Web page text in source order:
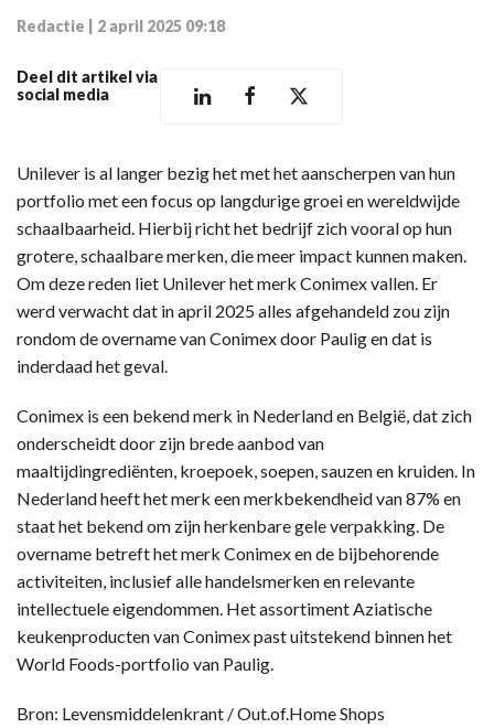
Redactie 2 april 2025 09:18
Deel dit artikel via
social media
Unilever is al langer bezig het met het aanscherpen van hun
portfolio met een focus op langdurige groei en wereldwijde
schaalbaarheid. Hierbij richt het bedrijf zich vooral op hun
grotere, schaalbare merken, die meer impact kunnen maken.
Om deze reden liet Unilever het merk Conimex vallen. Er
werd verwacht dat in april 2025 alles afgehandeld zou zijn
rondom de overname van Conimex door Paulig en dat is
inderdaad het geval.
Conimex is een bekend merk in Nederland en België, dat zich
onderscheidt door zijn brede aanbod van
maaltijdingrediënten, kroepoek, soepen, sauzen en kruiden. In
Nederland heeft het merk een merkbekendheid van 87% en
staat het bekend om zijn herkenbare gele verpakking. De
overname betreft het merk Conimex en de bijbehorende
activiteiten, inclusief alle handelsmerken en relevante
intellectuele eigendommen. Het assortiment Aziatische
keukenproducten van Conimex past uitstekend binnen het
World Foods-portfolio van Paulig.
Bron: Levensmiddelenkrant / Out.of.Home Shops